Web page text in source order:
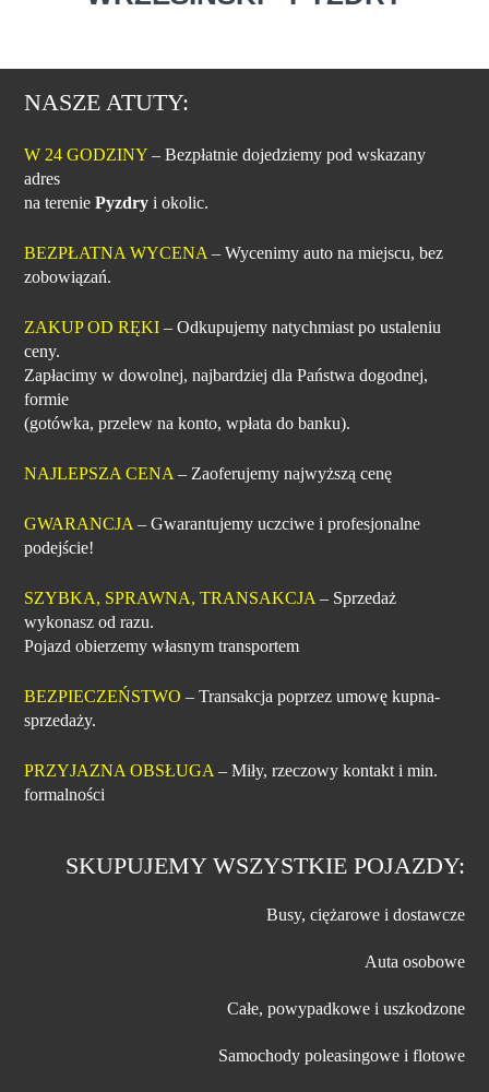
NASZE ATUTY:
W 24 GODZINY – Bezpłatnie dojedziemy pod wskazany
adres
na terenie Pyzdryi okolic.
BEZPŁATNA WYCENA – Wycenimy auto na miejscu, bez
zobowiązań.
ZAKUP OD RĘKI – Odkupujemy natychmiast po ustaleniu
ceny.
Zapłacimy w dowolnej, najbardziej dla Państwa dogodnej,
formie
(gotówka, przelew na konto, wpłata do banku).
NAJLEPSZA CENA – Zaoferujemy najwyższą cenę
GWARANCJA – Gwarantujemy uczciwe i profesjonalne
podejście!
SZYBKA, SPRAWNA, TRANSAKCJA – Sprzedaż
wykonasz od razu.
Pojazd obierzemy własnym transportem
BEZPIECZEŃSTWO – Transakcja poprzez umowę kupna-
sprzedaży.
PRZYJAZNA OBSŁUGA – Miły, rzeczowy kontakt i min.
formalności
SKUPUJEMY WSZYSTKIE POJAZDY:
Busy, ciężarowe i dostawcze
Auta osobowe
Całe, powypadkowe i uszkodzone
Samochody poleasingowe i flotowe